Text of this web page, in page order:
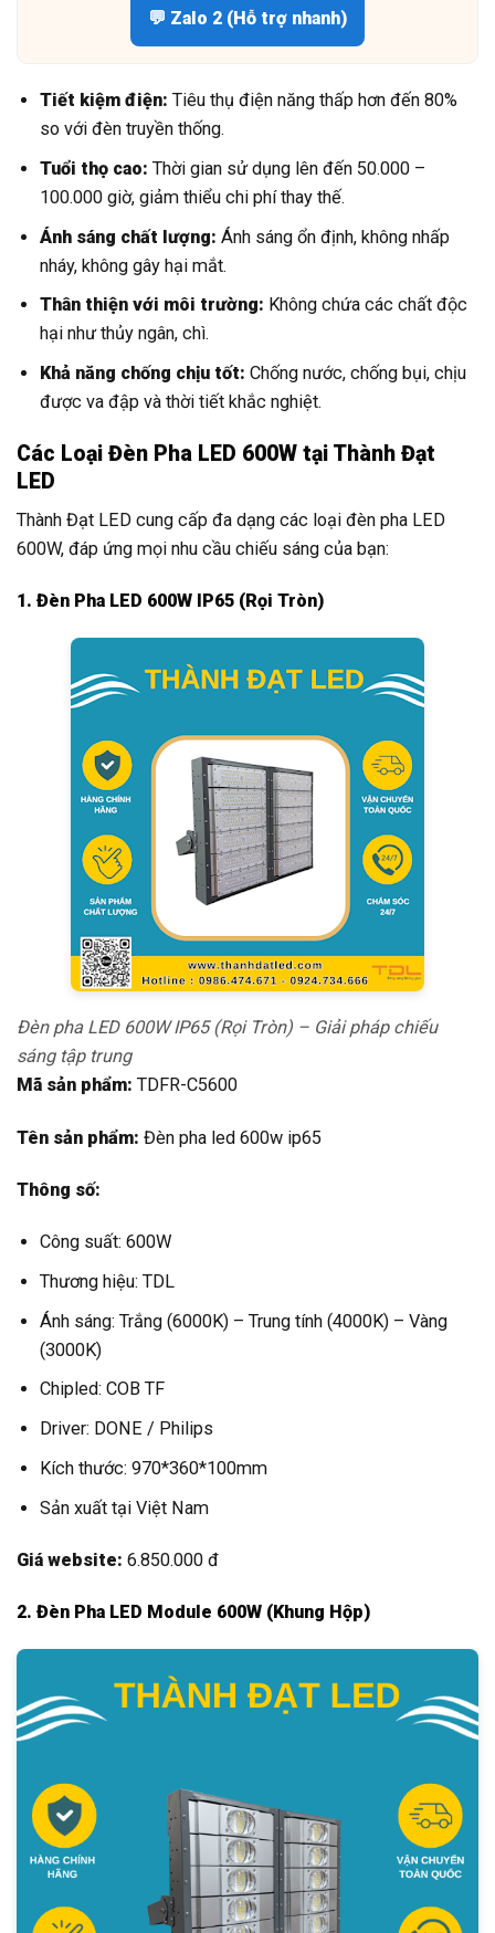
💬 Zalo 2 (Hỗ trợ nhanh)
Tiết kiệm điện: Tiêu thụ điện năng thấp hơn đến 80%
so với đèn truyền thống.
Tuổi thọ cao: Thời gian sử dụng lên đến 50.000 –
100.000 giờ, giảm thiểu chi phí thay thế.
Ánh sáng chất lượng: Ánh sáng ổn định, không nhấp
nháy, không gây hại mắt.
Thân thiện với môi trường: Không chứa các chất độc
hại như thủy ngân, chì.
Khả năng chống chịu tốt: Chống nước, chống bụi, chịu
được va đập và thời tiết khắc nghiệt.
Các Loại Đèn Pha LED 600W tại Thành Đạt
LED
Thành Đạt LED cung cấp đa dạng các loại đèn pha LED
600W, đáp ứng mọi nhu cầu chiếu sáng của bạn:
1. Đèn Pha LED 600W IP65 (Rọi Tròn)
Đèn pha LED 600W IP65 (Rọi Tròn) – Giải pháp chiếu
sáng tập trung
Mã sản phẩm: TDFR-C5600
Tên sản phẩm: Đèn pha led 600w ip65
Thông số:
Công suất: 600W
Thương hiệu: TDL
Ánh sáng: Trắng (6000K) – Trung tính (4000K) – Vàng
(3000K)
Chipled: COB TF
Driver: DONE / Philips
Kích thước: 970*360*100mm
Sản xuất tại Việt Nam
Giá website: 6.850.000 đ
2. Đèn Pha LED Module 600W (Khung Hộp)